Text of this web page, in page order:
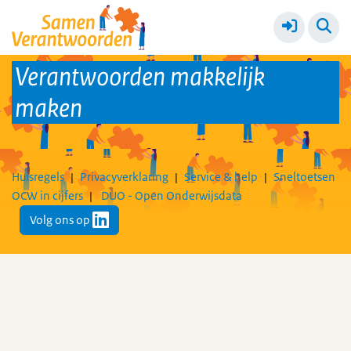
Ketendagen 2025
Verantwoorden makkelijk
maken
Huisregels Privacyverklaring Service & help
Sneltoetsen
OCW in cijfers
DUO - Open Onderwijsdata
Volg ons op